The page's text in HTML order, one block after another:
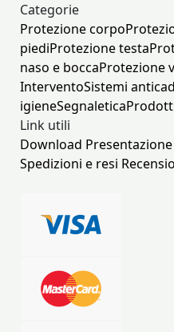
Categorie
Protezione corpo
piediProtezione testa
naso e boccaProtezione
InterventoSistemi
igieneSegnaletica
Link utili
Download
Spedizioni e resi